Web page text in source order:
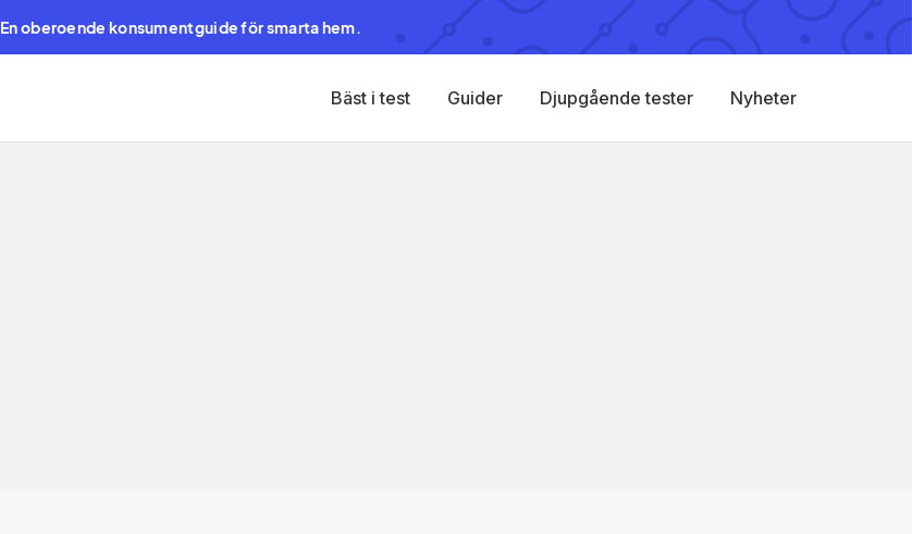
En oberoende konsumentguide för smarta hem.
Bäst i test Guider Djupgående tester Nyheter